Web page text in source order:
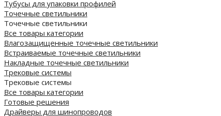
Тубусы для упаковки профилей
Точечные светильники
Точечные светильники
Все товары категории
Влагозащищенные точечные светильники
Встраиваемые точечные светильники
Накладные точечные светильники
Трековые системы
Трековые системы
Все товары категории
Готовые решения
Драйверы для шинопроводов